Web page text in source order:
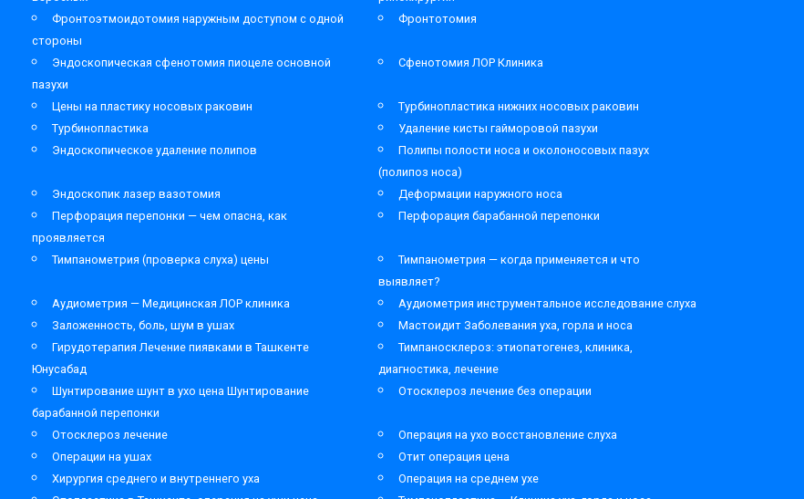
Фронтоэтмоидотомия наружным доступом с одной
стороны
Фронтотомия
Эндоскопическая сфенотомия пиоцеле основной
пазухи
Сфенотомия ЛОР Клиника
Цены на пластику носовых раковин
Турбинопластика нижних носовых раковин
Турбинопластика
Удаление кисты гайморовой пазухи
Эндоскопическое удаление полипов
Полипы полости носа и околоносовых пазух
(полипоз носа)
Эндоскопик лазер вазотомия
Деформации наружного носа
Перфорация перепонки — чем опасна, как
проявляется
Перфорация барабанной перепонки
Тимпанометрия (проверка слуха) цены
Тимпанометрия — когда применяется и что
выявляет?
Аудиометрия — Медицинская ЛОР клиника
Аудиометрия инструментальное исследование слуха
Заложенность, боль, шум в ушах
Мастоидит Заболевания уха, горла и носа
Гирудотерапия Лечение пиявками в Ташкенте
Юнусабад
Тимпаносклероз: этиопатогенез, клиника,
диагностика, лечение
Шунтирование шунт в ухо цена Шунтирование
барабанной перепонки
Отосклероз лечение без операции
Отосклероз лечение
Операция на ухо восстановление слуха
Операции на ушах
Отит операция цена
Хирургия среднего и внутреннего уха
Операция на среднем ухе